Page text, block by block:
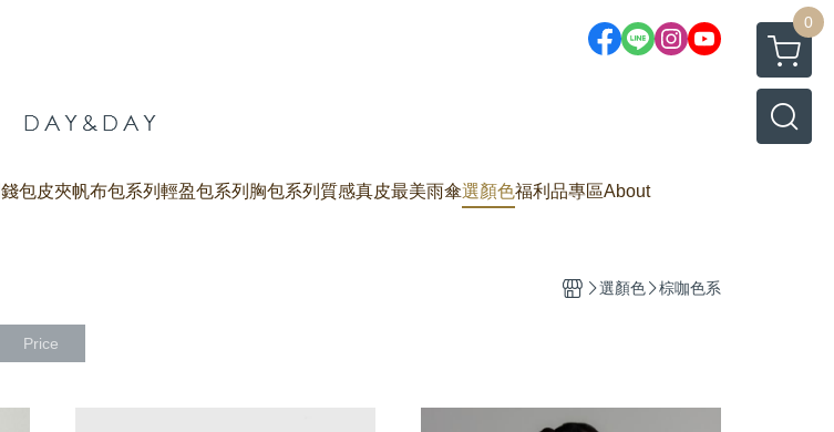
0
錢包皮夾帆布包系列 輕盈包系列 胸包系列 質感真皮最美雨傘選顏色福利品專區About
選顏色 棕咖色系
Price